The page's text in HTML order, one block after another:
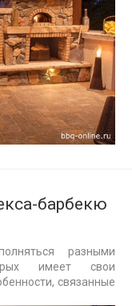
барбекю
разными
имеет свои
связанные